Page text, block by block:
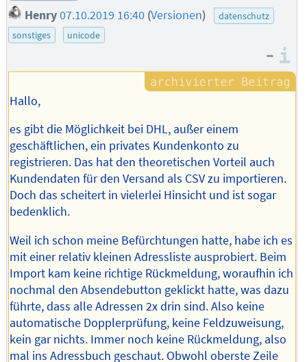
Henry 07.10.2019 16:40 (Versionen)
datenschutz
sonstiges
unicode
–
Hallo,
es gibt die Möglichkeit bei DHL, außer einem
geschäftlichen, ein privates Kundenkonto zu
registrieren. Das hat den theoretischen Vorteil auch
Kundendaten für den Versand als CSV zu importieren.
Doch das scheitert in vielerlei Hinsicht und ist sogar
bedenklich.
Weil ich schon meine Befürchtungen hatte, habe ich es
mit einer relativ kleinen Adressliste ausprobiert. Beim
Import kam keine richtige Rückmeldung, woraufhin ich
nochmal den Absendebutton geklickt hatte, was dazu
führte, dass alle Adressen 2x drin sind. Also keine
automatische Dopplerprüfung, keine Feldzuweisung,
kein gar nichts. Immer noch keine Rückmeldung, also
mal ins Adressbuch geschaut. Obwohl oberste Zeile